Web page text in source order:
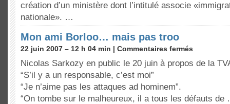
création d’un ministère dont l’intitulé associe
nationale». …
Mon ami Borloo… mais pas troo
22 juin 2007 – 12 h 04 min | Commentaires fermés
Nicolas Sarkozy en public le 20 juin à propos de la
“S’il y a un responsable, c’est moi”
“Je n’aime pas les attaques ad hominem”.
“On tombe sur le malheureux, il a tous les défauts de